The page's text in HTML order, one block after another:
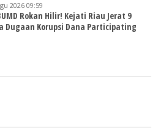
2026 09:59
Rokan Hilir! Kejati Riau Jerat 9
Dugaan Korupsi Dana Participating